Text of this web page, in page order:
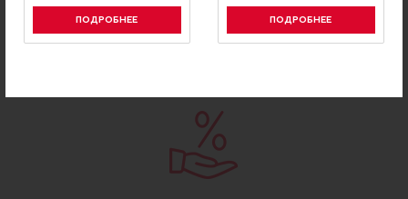
Оплата производится
безналичным переводом с НДС
ПОДРОБНЕЕ ПОДРОБНЕЕ